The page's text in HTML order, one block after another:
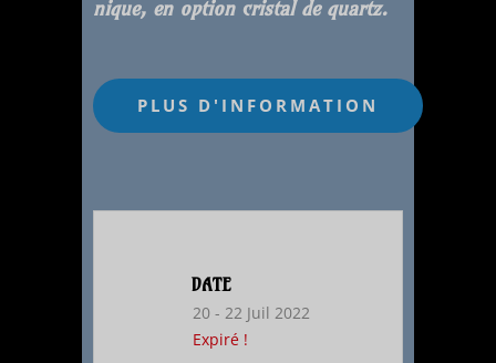
nique, en option cristal de quartz.
DATE
20 - 22 Juil 2022
Expiré !